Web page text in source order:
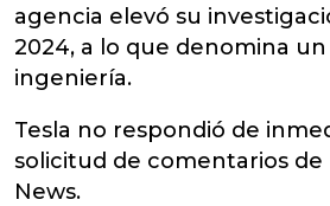
agencia elevó su
2024, a lo que denomina un
ingeniería.
Tesla no respondió de
solicitud de comentarios
News.